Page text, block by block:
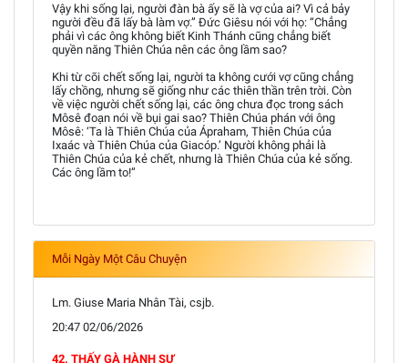
Vậy khi sống lại, người đàn bà ấy sẽ là vợ của ai? Vì cả bảy
người đều đã lấy bà làm vợ.” Đức Giêsu nói với họ: “Chẳng
phải vì các ông không biết Kinh Thánh cũng chẳng biết
quyền năng Thiên Chúa nên các ông lầm sao?
Khi từ cõi chết sống lại, người ta không cưới vợ cũng chẳng
lấy chồng, nhưng sẽ giống như các thiên thần trên trời. Còn
về việc người chết sống lại, các ông chưa đọc trong sách
Môsê đoạn nói về bụi gai sao? Thiên Chúa phán với ông
Môsê: ‘Ta là Thiên Chúa của Ápraham, Thiên Chúa của
Ixaác và Thiên Chúa của Giacóp.’ Người không phải là
Thiên Chúa của kẻ chết, nhưng là Thiên Chúa của kẻ sống.
Các ông lầm to!”
Mỗi Ngày Một Câu Chuyện
Lm. Giuse Maria Nhân Tài, csjb.
20:47 02/06/2026
42. THẤY GÀ HÀNH SỰ